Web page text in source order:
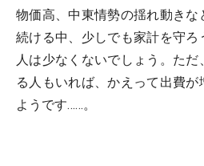
物価高、中東情勢の揺れ動きな
続ける中、少しでも家計を守ろ
人は少なくないでしょう。た
る人もいれば、かえって出費
ようです……。